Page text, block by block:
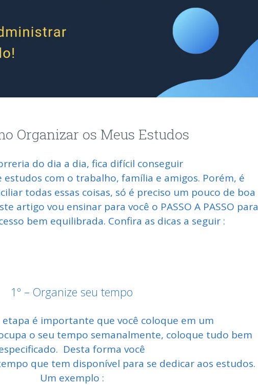
Organizar os Meus Estudos
do dia a dia, fica difícil conseguir
com o trabalho, família e amigos. Porém, é
todas essas coisas, só é preciso um pouco de boa
artigo vou ensinar para você o PASSO A PASSO para
bem equilibrada. Confira as dicas a seguir :
1º – Organize seu tempo
etapa é importante que você coloque em um
o seu tempo semanalmente, coloque tudo bem
Desta forma você
que tem disponível para se dedicar aos estudos.
Um exemplo :